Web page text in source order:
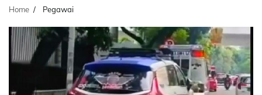
Home Pegawai